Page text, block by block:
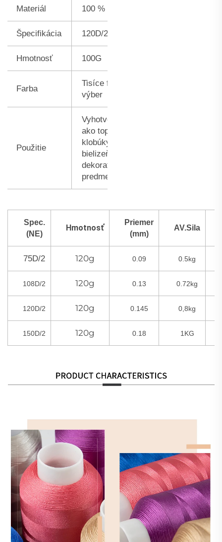
Materiál 100 % viskóza
Špecifikácia 120D/2
Hmotnosť 100G
Farba
Tisíce farieb na
výber
Použitie
Vyhotvovanie,
ako topánky,
klobúky, tašky,
bielizeň a
dekoratívne
predmety...
Spec.
(NE)
Hmotnosť
Priemer
(mm)
AV.Sila
75D/2 120g 0.09 0.5kg
108D/2 120g 0.13 0.72kg
120D/2 120g 0.145 0,8kg
150D/2 120g 0.18 1KG